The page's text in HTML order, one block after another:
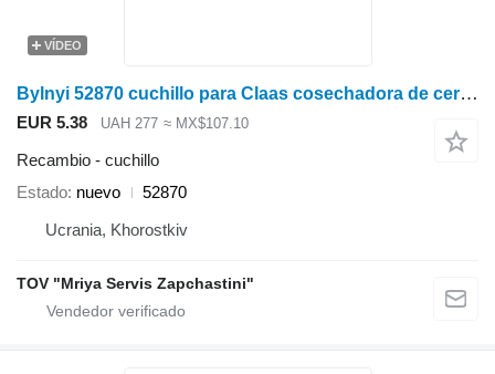
VÍDEO
Bylnyi 52870 cuchillo para Claas cosechadora de cereales
EUR 5.38 UAH 277 ≈ MX$107.10
Recambio - cuchillo
Estado nuevo
52870
Ucrania, Khorostkiv
TOV "Mriya Servis Zapchastini"